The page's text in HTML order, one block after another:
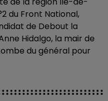
du Front National,
de Debout la
Hidalgo, la mair de
du général pour